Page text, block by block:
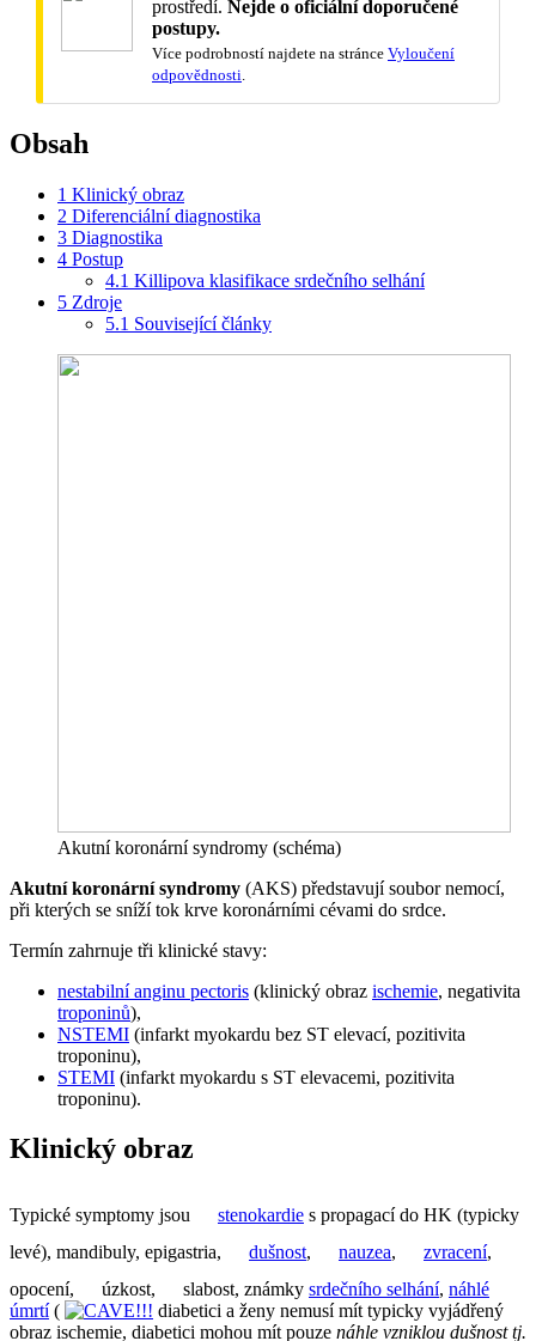
prostředí. Nejde o oficiální doporučené
postupy.
Více podrobností najdete na stránce Vyloučení
odpovědnosti
Obsah
1 Klinický obraz
2 Diferenciální diagnostika
3 Diagnostika
4 Postup
4.1 Killipova klasifikace srdečního selhání
5 Zdroje
5.1 Související články
Akutní koronární syndromy (schéma)
Akutní koronární syndromy (AKS) představují soubor nemocí,
při kterých se sníží tok krve koronárními cévami do srdce.
Termín zahrnuje tři klinické stavy:
nestabilní anginu pectoris (klinický obraz ischemie, negativita
troponinů),
NSTEMI (infarkt myokardu bez ST elevací, pozitivita
troponinu),
STEMI (infarkt myokardu s ST elevacemi, pozitivita
troponinu).
Klinický obraz
Typické symptomy jsou stenokardie s propagací do HK (typicky
levé), mandibuly, epigastria,
dušnost, nauzea, zvracení,
opocení,
úzkost, slabost, známky srdečního selhání, náhlé
úmrtí(
diabetici a ženy nemusí mít typicky vyjádřený
obraz ischemie, diabetici mohou mít pouze náhle vzniklou dušnost tj.